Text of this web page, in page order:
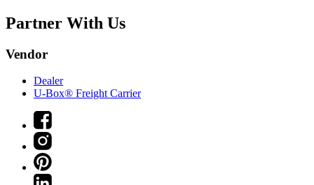
Partner With Us
Vendor
Dealer
U-Box® Freight Carrier